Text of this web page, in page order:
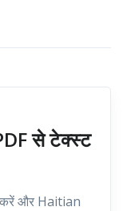
से टेक्स्ट
करें और Haitian